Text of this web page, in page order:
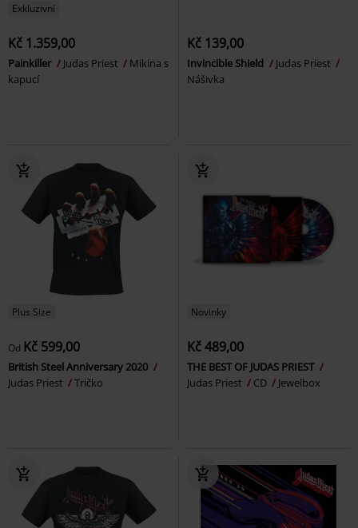
Exkluzivní
Kč 1.359,00
Painkiller Judas Priest
Mikina s
kapucí
Kč 139,00
Invincible Shield
Judas Priest
Nášivka
Plus Size
Od Kč 599,00
British Steel Anniversary 2020
Judas Priest
Tričko
Novinky
Kč 489,00
THE BEST OF JUDAS PRIEST
Judas Priest
CD Jewelbox